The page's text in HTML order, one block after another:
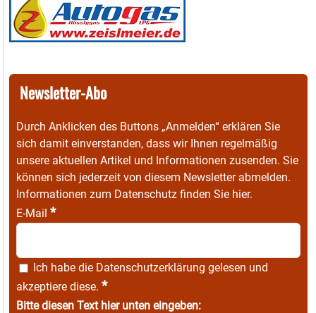
Newsletter-Abo
Durch Anklicken des Buttons „Anmelden“ erklären Sie
sich damit einverstanden, dass wir Ihnen regelmäßig
unsere aktuellen Artikel und Informationen zusenden. Sie
können sich jederzeit von diesem Newsletter abmelden.
Informationen zum Datenschutz finden Sie hier.
E-Mail *
Ich habe die Datenschutzerklärung gelesen und
akzeptiere diese. *
Bitte diesen Text hier unten eingeben: